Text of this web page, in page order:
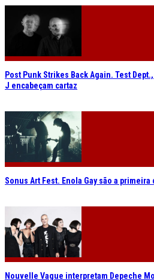
Post Punk Strikes Back Again. Test
J encabeçam cartaz
Sonus Art Fest. Enola Gay são a
Nouvelle Vague interpretam Depeche